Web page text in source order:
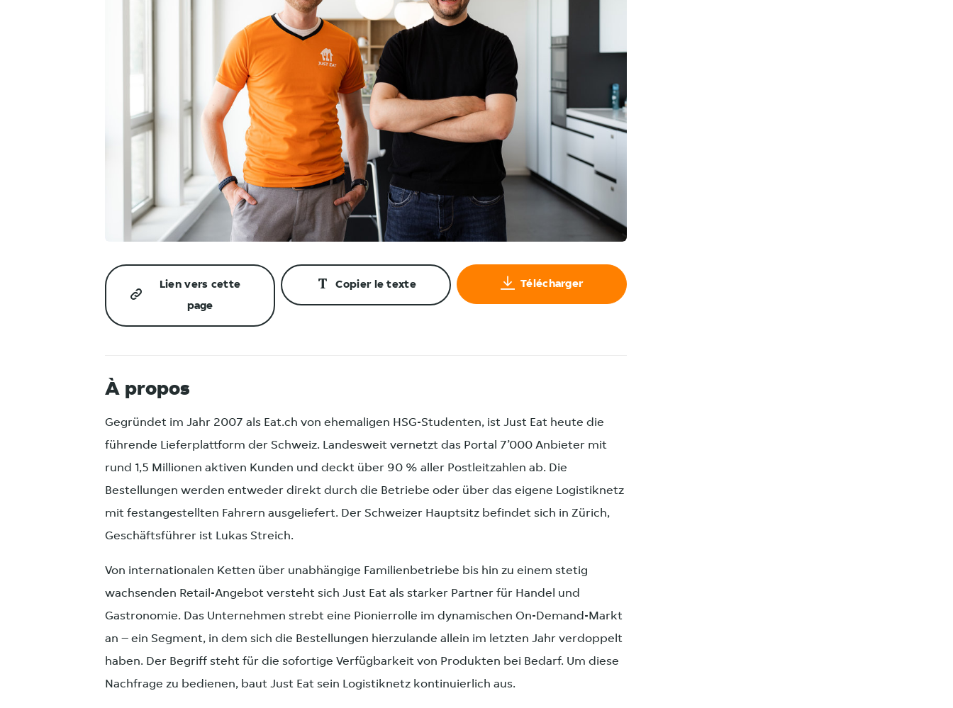
JPG
Lien vers cette
page
Copier le texte Télécharger
À propos
Gegründet im Jahr 2007 als Eat.ch von ehemaligen HSG-Studenten, ist Just Eat heute die
führende Lieferplattform der Schweiz. Landesweit vernetzt das Portal 7’000 Anbieter mit
rund 1,5 Millionen aktiven Kunden und deckt über 90 % aller Postleitzahlen ab. Die
Bestellungen werden entweder direkt durch die Betriebe oder über das eigene Logistiknetz
mit festangestellten Fahrern ausgeliefert. Der Schweizer Hauptsitz befindet sich in Zürich,
Geschäftsführer ist Lukas Streich.
Von internationalen Ketten über unabhängige Familienbetriebe bis hin zu einem stetig
wachsenden Retail-Angebot versteht sich Just Eat als starker Partner für Handel und
Gastronomie. Das Unternehmen strebt eine Pionierrolle im dynamischen On-Demand-Markt
an – ein Segment, in dem sich die Bestellungen hierzulande allein im letzten Jahr verdoppelt
haben. Der Begriff steht für die sofortige Verfügbarkeit von Produkten bei Bedarf. Um diese
Nachfrage zu bedienen, baut Just Eat sein Logistiknetz kontinuierlich aus.